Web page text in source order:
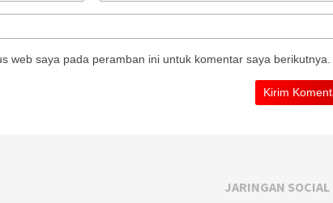
web saya pada peramban ini untuk komentar saya berikutnya.
JARINGAN SOCIAL